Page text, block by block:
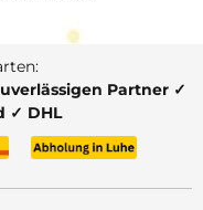
Partner ✓
✓ DHL